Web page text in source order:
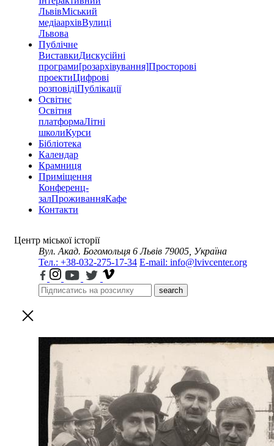
ЛьвівМіський
медіаархівВулиці
Львова
Публічне
ВиставкиДискусійні
програми[розархівування]Просторові
проектиЦифрові
розповідіПублікації
Освітнє
Освітня
платформаЛітні
школиКурси
Бібліотека
Календар
Крамниця
Приміщення
Конференц-
залПроживанняКафе
Контакти
Центр міської історії
Вул. Акад. Богомольця 6 Львів 79005, Україна
Тел.: +38-032-275-17-34 E-mail: info@lvivcenter.org
search